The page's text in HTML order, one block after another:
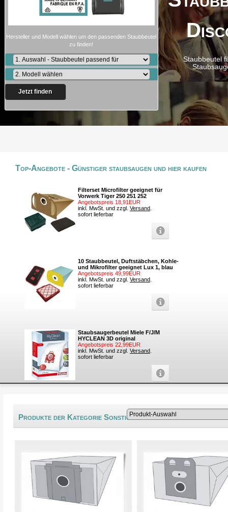
Staubbeutel
Hersteller und Modell wählen um den passenden Staubbeutel
zu finden!
Jetzt finden
Top-Angebote - Günstiger staubsaugen und hier kaufen
Filterset Microfilter geeignet für
Vorwerk Tiger 250 251 252
Angebotspreis 18,91EUR
inkl. MwSt. und zzgl. Versand
sofort lieferbar
10 Staubbeutel, Duftstäbchen, Kohle-
und Mikrofilter geeignet Lux 1, blau
Angebotspreis 49,99EUR
inkl. MwSt. und zzgl. Versand
sofort lieferbar
Staubsaugerbeutel Miele F/J/M
HYCLEAN 3D original
Angebotspreis 22,99EUR
inkl. MwSt. und zzgl. Versand
sofort lieferbar
Produkte der Kategorie Sonstige